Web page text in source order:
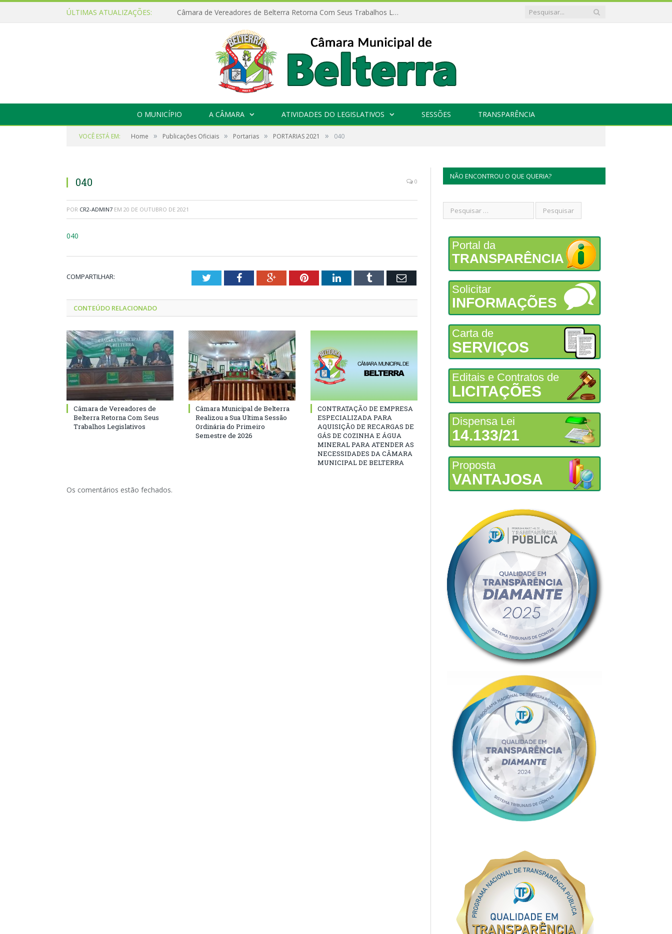
ÚLTIMAS ATUALIZAÇÕES: Câmara de Vereadores de Belterra Retorna Com Seus Trabalhos Legislativos
O MUNICÍPIO A CÂMARA ATIVIDADES DO LEGISLATIVOS SESSÕES TRANSPARÊNCIA
VOCÊ ESTÁ EM: Home » Publicações Oficiais » Portarias » PORTARIAS 2021 » 040
040 0
POR CR2-ADMIN7 EM 20 DE OUTUBRO DE 2021
040
COMPARTILHAR: TwitterFacebookGoogle+PinterestLinkedInTumblr Email
CONTEÚDO RELACIONADO
Câmara de Vereadores de
Belterra Retorna Com Seus
Trabalhos Legislativos
Câmara Municipal de Belterra
Realizou a Sua Ultima Sessão
Ordinária do Primeiro
Semestre de 2026
CONTRATAÇÃO DE EMPRESA
ESPECIALIZADA PARA
AQUISIÇÃO DE RECARGAS DE
GÁS DE COZINHA E ÁGUA
MINERAL PARA ATENDER AS
NECESSIDADES DA CÂMARA
MUNICIPAL DE BELTERRA
Os comentários estão fechados.
NÃO ENCONTROU O QUE QUERIA?
Portal da
TRANSPARÊNCIA
Solicitar
INFORMAÇÕES
Carta de
SERVIÇOS
Editais e Contratos de
LICITAÇÕES
Dispensa Lei
14.133/21
Proposta
VANTAJOSA